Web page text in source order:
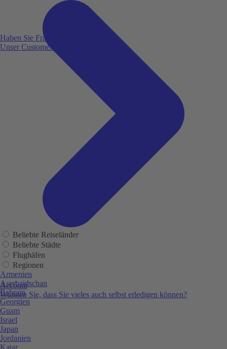
Haben Sie Fragen?
Unser Customer Service ist für Sie da!
Account
Wussten Sie, dass Sie vieles auch selbst erledigen können?
Beliebte Reiseländer
Beliebte Städte
Flughäfen
Regionen
Armenien
Aserbaidschan
Bahrain
Georgien
Guam
Israel
Japan
Jordanien
Katar